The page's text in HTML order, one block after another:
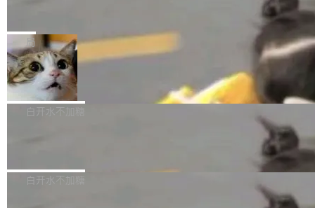
是把这段空隙补上。 回退到任何一次编辑：Delt
aDB 捕获 commit 之间的每一次操作，...
微软同期总资本开支的四成。 与亚马逊、Alpha
bet、微软以及 Meta 等传统科技巨头相比，Spa
ceXAI的资金消耗速度尤为引人瞩目。然而，支
撑庞大支出的资金来源却呈现出截然不同的面
貌。数据显示，微软和 Meta 主要依托充沛的经
一个在终端里运行的编程 agent；Muse Spark
1.2，驱动这个 agent 的新模型。一句话概括：
你可以用 curl -fsSL https://dev.meta.ai/install.
sh | bash 安装一个能在大项目里自动规划、写
代码、验证结果的 AI 终端工具。 据介绍，Muse
个主 agent 循环，外加一组后台 agent。这些后
局
美团开源 LoHoSearch，用知识图谱校
准 AI 能力认知
机器出题的前提，是让机器拥有全局视野。整个
构建流程可以分为四个环节：建图 → 控制难度
白开水不加糖
库，并将作为transport接入Mooncake TENT。
白开水不加糖